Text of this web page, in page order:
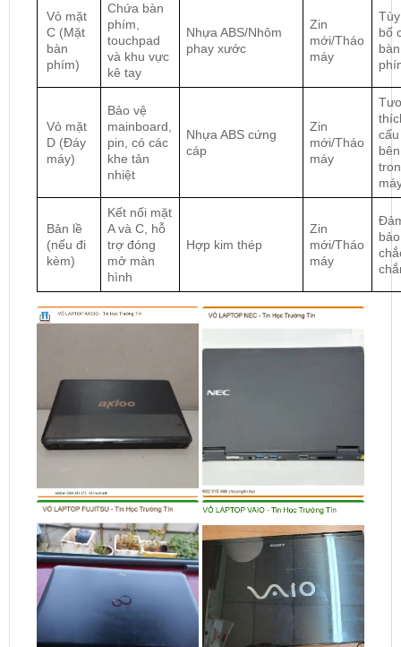
Vỏ mặt
C (Mặt
bàn
phím)
Chứa bàn
phím,
touchpad
và khu vực
kê tay
Nhựa ABS/Nhôm
phay xước
Zin
mới/Tháo
máy
bố
bàn
Vỏ mặt
D (Đáy
máy)
Bảo vệ
mainboard,
pin, có các
khe tản
nhiệt
Nhựa ABS cứng
cáp
Zin
mới/Tháo
máy
bên
Bản lề
(nếu đi
kèm)
Kết nối mặt
A và C, hỗ
trợ đóng
mở màn
hình
Hợp kim thép
Zin
mới/Tháo
máy